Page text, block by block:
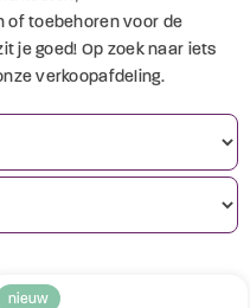
of toebehoren voor de
je goed! Op zoek naar iets
verkoopafdeling.
nieuw